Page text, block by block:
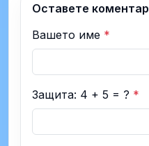
Оставете коментар
Вашето име *
Защита: 4 + 5 = ? *